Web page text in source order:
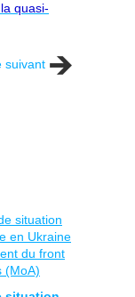
quasi-
suivant